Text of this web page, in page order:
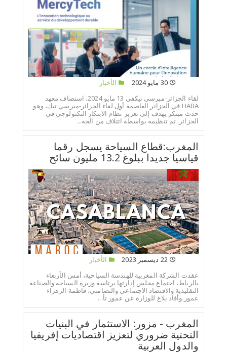
30 مايو 2024
الأخبار
لقاء الجزائر-ميرسي تيكفي 13 مايو 2024، استضاف معهد
HABA في الجزائر العاصمة أول لقاء الجزائر-ميرسي تيك، وهو
حدث مبتكر يهدف إلى تعزيز نظام الابتكار التكنولوجي في
الجزائر. تم تنظيمه بواسطة ائتلاف من الجه...
المغرب:قطاع السياحة يسجل رقما
قياسيا جديدا ببلوغ 13.2 مليون سائح
22 ديسمبر 2023
الأخبار
عقدت الشركة المغربية للهندسة السياحية، أمس الأربعاء
بالرباط، اجتماع مجلس إدارتها برئاسة وزيرة السياحة والصناعة
التقليدية والاقتصاد الاجتماعي والتضامني، فاطمة الزهراء
عمور.وأفاد بلاغ للوزارة عن عمور تأ...
المغرب - مزور: الاستثمار في البنيات
التحتية ضروري لتعزيز اقتصاديات إفريقيا
والدول العربية